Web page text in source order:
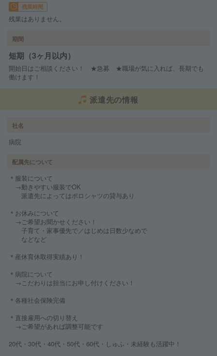
残業時間
残業はありません。
期間
短期（3ヶ月以内）
開始日はご相談ください！ ★急募 ★職場が気に入れば、長期でも
働けます！
派遣先の情報
社名
病院
配属先について
＊服装について
→動きやすい服装でOK
派遣先によってはポロシャツの貸与あり
＊お休みについて
→ご希望お聞かせください！
子育て・家事優先で／はじめは日数少なめで
などなど
＊産休育休取得実績あり！
＊病院について
→こだわりは担当にお申し付けください！
＊各種社会保険完備
＊直接雇用への切り替え
→ご希望があれば調整可能です
20代・30代・40代・50代・60代・しゅふ・未経験も活躍中！